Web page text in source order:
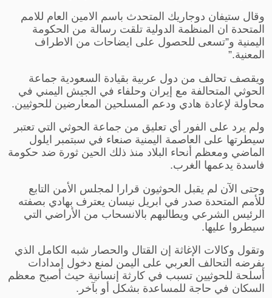
وقال ستيفان دوجاريك المتحدث باسم الامين العام للامم
المتحدة ان المنظمة الدولية تلقت رسالة من الحكومة
اليمنية و”تسعى للحصول على ايضاحات من الاطراف
المعنية.”
ويقصف تحالف من دول عربية بقيادة السعودية جماعة
الحوثي المتحالفة مع إيران وحلفاء في الجيش اليمني في
محاولة لإعادة هادي ودعم المسلحين المعارضين للحوثيين.
ولم يرد على الفور أي تعليق من جماعة الحوثي التي تعتبر
سيطرتها على العاصمة اليمنية صنعاء في سبتمبر ايلول
الماضي ومعظم أنحاء البلاد منذ ذلك الحين ثورة ضد حكومة
فاسدة يدعمها الغرب.
وحتى الآن لم يقبل الحوثيون قرارا لمجلس الأمن التابع
للأمم المتحدة صدر في ابريل نيسان يعترف بهادي بصفته
الرئيس الشرعي ويطالبهم بالانسحاب من الأراضي التي
سيطروا عليها.
وتقول وكالات الإغاثة إن القتال والحصار شبه الكامل الذي
يفرضه التحالف العربي على اليمن لمنع دخول إمدادات
أسلحة للحوثيين تسبب في كارثة إنسانية حيث أصبح معظم
السكان في حاجة للمساعدة بشكل أو بآخر.